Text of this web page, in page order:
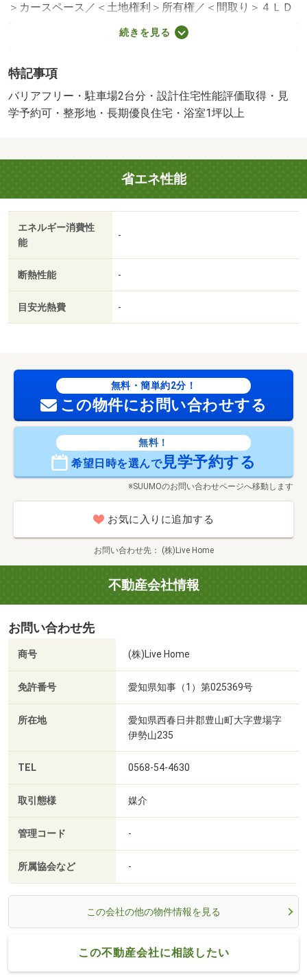
＞カースペース／＜土地権利＞所有権／＜間取り＞４ＬＤ
Ｋ／＜特徴＞当店のご成約特典１０．７万円分の商品券ｏ
ｒ家具家電や引っ越し代等プレゼント、長期優良住宅認定
以上・システムキッチン
建築確認：有/NO.第Ｒ０７ＳＨＣ１２６２９９号
販売戸数：1戸
続きを見る
特記事項
バリアフリー・駐車場2台分・設計住宅性能評価取得・見
学予約可・整形地・長期優良住宅・浴室1坪以上
省エネ性能
エネルギー消費性
能
-
断熱性能 -
目安光熱費 -
無料・簡単約2分！
この物件にお問い合わせする
無料！
希望日時を選んで見学予約する
※SUUMOのお問い合わせページへ移動します
お気に入りに追加する
お問い合わせ先 (株)Live Home
不動産会社情報
お問い合わせ先
商号 (株)Live Home
免許番号 愛知県知事（1）第025369号
所在地
愛知県西春日井郡豊山町大字豊場字
伊勢山235
TEL 0568-54-4630
取引態様 媒介
管理コード -
所属協会など -
この会社の他の物件情報を見る
この不動産会社に相談したい